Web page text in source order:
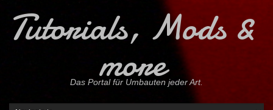
Tutorials, Mods &
more
Das Portal für Umbauten jeder Art.